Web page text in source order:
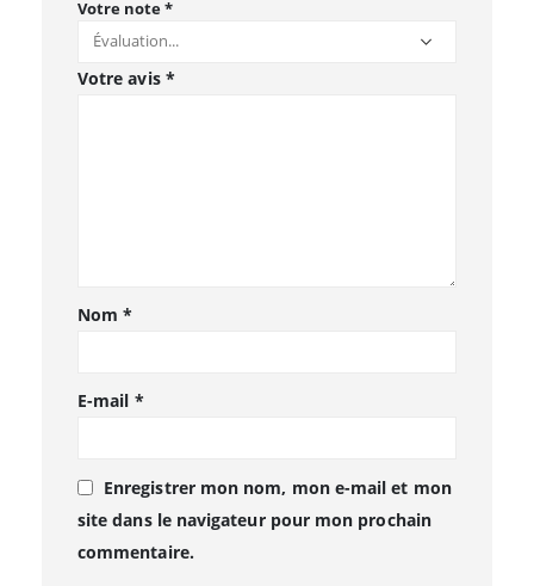
Votre note*
Votre avis *
Nom*
E-mail *
Enregistrer mon nom, mon e-mail et mon
site dans le navigateur pour mon prochain
commentaire.